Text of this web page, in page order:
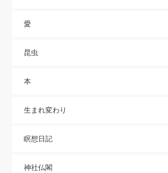
愛
昆虫
本
生まれ変わり
瞑想日記
神社仏閣